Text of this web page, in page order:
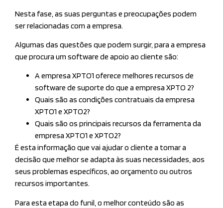
Nesta fase, as suas perguntas e preocupações podem
ser relacionadas com a empresa.
Algumas das questões que podem surgir, para a empresa
que procura um software de apoio ao cliente são:
A empresa XPTO1 oferece melhores recursos de
software de suporte do que a empresa XPTO 2?
Quais são as condições contratuais da empresa
XPTO1 e XPTO2?
Quais são os principais recursos da ferramenta da
empresa XPTO1 e XPTO2?
É esta informação que vai ajudar o cliente a tomar a
decisão que melhor se adapta às suas necessidades, aos
seus problemas específicos, ao orçamento ou outros
recursos importantes.
Para esta etapa do funil, o melhor conteúdo são as